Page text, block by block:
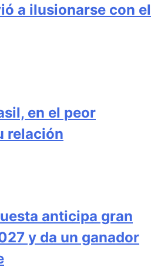
a ilusionarse con el
en el peor
relación
anticipa gran
y da un ganador